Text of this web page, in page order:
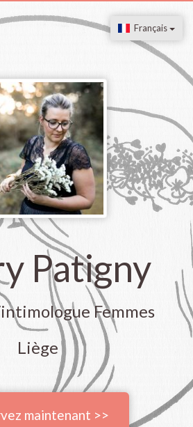
Français
Patigny
Femmes
Liège
maintenant >>